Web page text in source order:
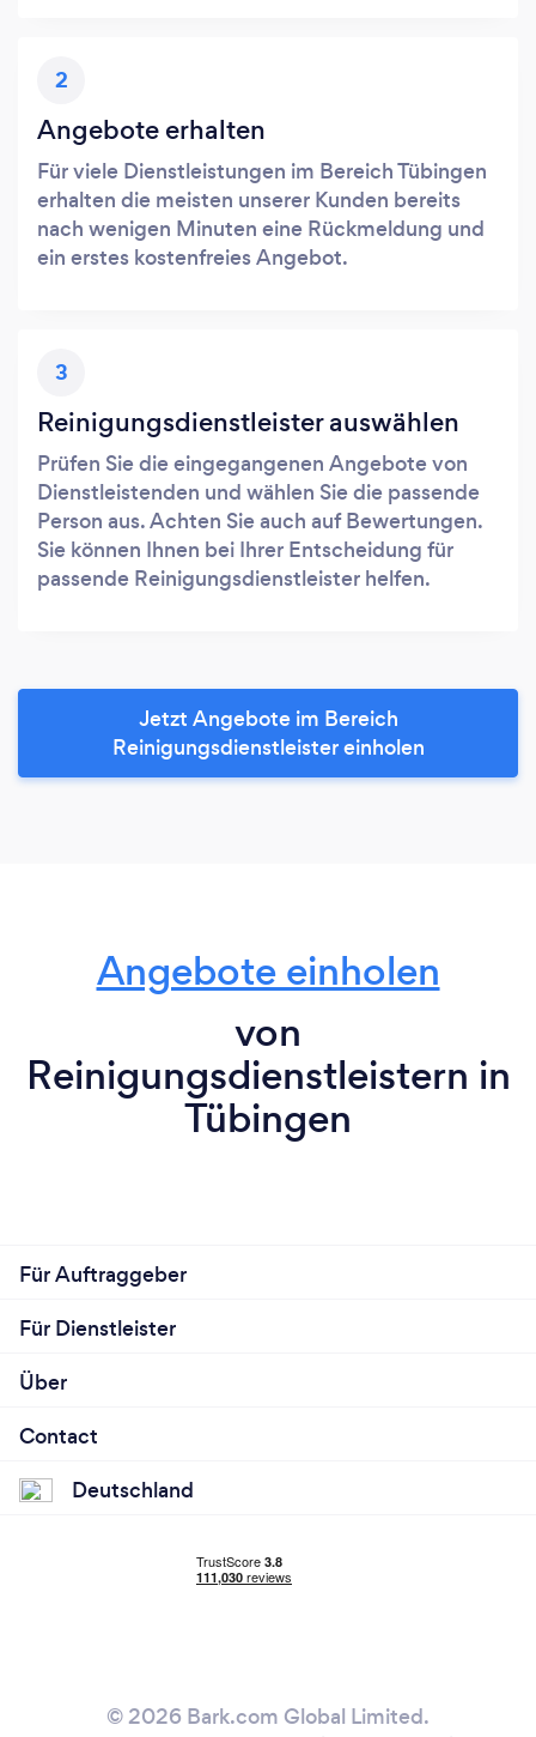
2
Angebote erhalten
Für viele Dienstleistungen im Bereich Tübingen
erhalten die meisten unserer Kunden bereits
nach wenigen Minuten eine Rückmeldung und
ein erstes kostenfreies Angebot.
3
Reinigungsdienstleister auswählen
Prüfen Sie die eingegangenen Angebote von
Dienstleistenden und wählen Sie die passende
Person aus. Achten Sie auch auf Bewertungen.
Sie können Ihnen bei Ihrer Entscheidung für
passende Reinigungsdienstleister helfen.
Jetzt Angebote im Bereich
Reinigungsdienstleister einholen
Angebote einholen
von
Reinigungsdienstleistern in
Tübingen
Für Auftraggeber
Für Dienstleister
Über
Contact
Deutschland
© 2026 Bark.com Global Limited.